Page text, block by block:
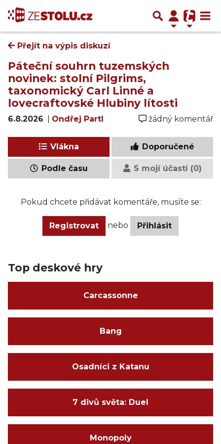
Přejít na výpis diskuzí
Páteční souhrn tuzemských
novinek: stolní Pilgrims,
taxonomický Carl Linné a
lovecraftovské Hlubiny lítosti
6.8.2026 Ondřej Partl žádný komentář
Vlákna Doporučené
Podle času S mojí účastí (0)
Pokud chcete přidávat komentáře, musíte se:
Registrovat nebo Přihlásit
Top deskové hry
Carcassonne
Bang
Osadníci z Katanu
7 divů světa: Duel
Monopoly